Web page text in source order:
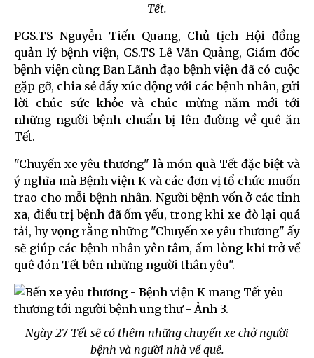
Tết.
PGS.TS Nguyễn Tiến Quang, Chủ tịch Hội đồng
quản lý bệnh viện, GS.TS Lê Văn Quảng, Giám đốc
bệnh viện cùng Ban Lãnh đạo bệnh viện đã có cuộc
gặp gỡ, chia sẻ đầy xúc động với các bệnh nhân, gửi
lời chúc sức khỏe và chúc mừng năm mới tới
những người bệnh chuẩn bị lên đường về quê ăn
Tết.
"Chuyến xe yêu thương" là món quà Tết đặc biệt và
ý nghĩa mà Bệnh viện K và các đơn vị tổ chức muốn
trao cho mỗi bệnh nhân. Người bệnh vốn ở các tỉnh
xa, điều trị bệnh đã ốm yếu, trong khi xe đò lại quá
tải, hy vọng rằng những "Chuyến xe yêu thương" ấy
sẽ giúp các bệnh nhân yên tâm, ấm lòng khi trở về
quê đón Tết bên những người thân yêu".
Ngày 27 Tết sẽ có thêm những chuyến xe chở người
bệnh và người nhà về quê.